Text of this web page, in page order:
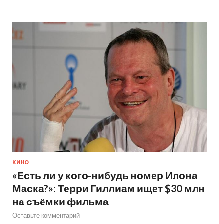
КИНО
«Есть ли у кого-нибудь номер Илона
Маска?»: Терри Гиллиам ищет $30 млн
на съёмки фильма
Оставьте комментарий